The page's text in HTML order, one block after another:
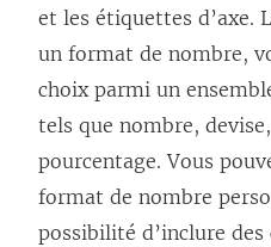
et les étiquettes d’axe.
un format de nombre,
choix parmi un
tels que nombre,
pourcentage. Vous
format de nombre
possibilité d’inclure des